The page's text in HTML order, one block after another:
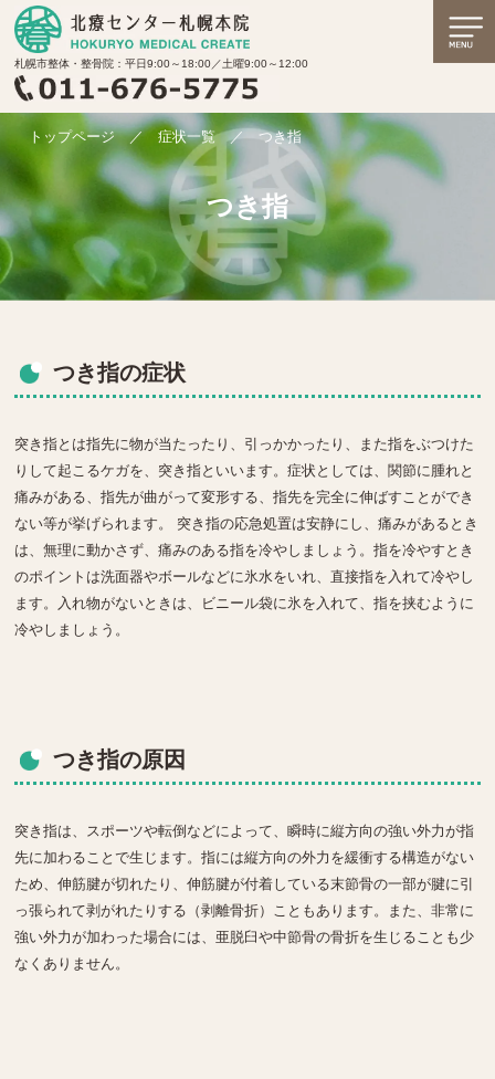
札幌市整体・整骨院：平日9:00～18:00／土曜9:00～12:00
トップページ ／ 症状一覧 ／ つき指
つき指
つき指の症状
突き指とは指先に物が当たったり、引っかかったり、また指をぶつけた
りして起こるケガを、突き指といいます。症状としては、関節に腫れと
痛みがある、指先が曲がって変形する、指先を完全に伸ばすことができ
ない等が挙げられます。 突き指の応急処置は安静にし、痛みがあるとき
は、無理に動かさず、痛みのある指を冷やしましょう。指を冷やすとき
のポイントは洗面器やボールなどに氷水をいれ、直接指を入れて冷やし
ます。入れ物がないときは、ビニール袋に氷を入れて、指を挟むように
冷やしましょう。
つき指の原因
突き指は、スポーツや転倒などによって、瞬時に縦方向の強い外力が指
先に加わることで生じます。指には縦方向の外力を緩衝する構造がない
ため、伸筋腱が切れたり、伸筋腱が付着している末節骨の一部が腱に引
っ張られて剥がれたりする（剥離骨折）こともあります。また、非常に
強い外力が加わった場合には、亜脱臼や中節骨の骨折を生じることも少
なくありません。